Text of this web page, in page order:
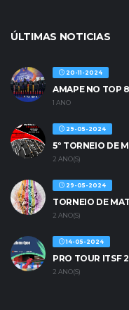
ÚLTIMAS NOTICIAS
20-11-2024
AMAPE NO TOP
1 ANO
29-05-2024
5º TORNEIO DE
2 ANO(S)
29-05-2024
TORNEIO DE
2 ANO(S)
14-05-2024
PRO TOUR ITSF
2 ANO(S)